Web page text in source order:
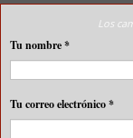
Los
Tu nombre*
Tu correo electrónico*